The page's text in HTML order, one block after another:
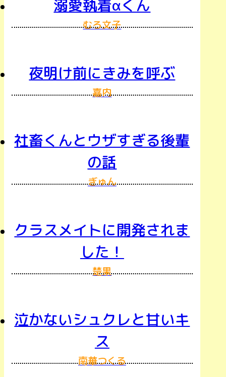
溺愛執着αくん
むろ文子
夜明け前にきみを呼ぶ
嘉内
社畜くんとウザすぎる後輩
の話
ぎゅん
クラスメイトに開発されま
した！
楚果
泣かないシュクレと甘いキ
ス
南華つくる